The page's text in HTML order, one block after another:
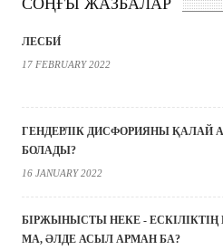
СОҢҒЫ ЖАЗБАЛАР
ЛЕСБИ́
17 FEBRUARY 2022
ГЕНДЕРЛІК ДИСФОРИЯНЫ ҚАЛАЙ
БОЛАДЫ?
16 JANUARY 2022
БІРЖЫНЫСТЫ НЕКЕ -
МА, ӘЛДЕ АСЫЛ АРМАН БА?